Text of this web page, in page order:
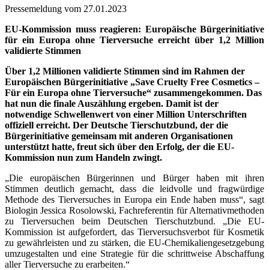
Pressemeldung vom 27.01.2023
EU-Kommission muss reagieren: Europäische Bürgerinitiative
für ein Europa ohne Tierversuche erreicht über 1,2 Million
validierte Stimmen
Über 1,2 Millionen validierte Stimmen sind im Rahmen der
Europäischen Bürgerinitiative „Save Cruelty Free Cosmetics –
Für ein Europa ohne Tierversuche“ zusammengekommen. Das
hat nun die finale Auszählung ergeben. Damit ist der
notwendige Schwellenwert von einer Million Unterschriften
offiziell erreicht. Der Deutsche Tierschutzbund, der die
Bürgerinitiative gemeinsam mit anderen Organisationen
unterstützt hatte, freut sich über den Erfolg, der die EU-
Kommission nun zum Handeln zwingt.
„Die europäischen Bürgerinnen und Bürger haben mit ihren
Stimmen deutlich gemacht, dass die leidvolle und fragwürdige
Methode des Tierversuches in Europa ein Ende haben muss“, sagt
Biologin Jessica Rosolowski, Fachreferentin für Alternativmethoden
zu Tierversuchen beim Deutschen Tierschutzbund. „Die EU-
Kommission ist aufgefordert, das Tierversuchsverbot für Kosmetik
zu gewährleisten und zu stärken, die EU-Chemikaliengesetzgebung
umzugestalten und eine Strategie für die schrittweise Abschaffung
aller Tierversuche zu erarbeiten.“